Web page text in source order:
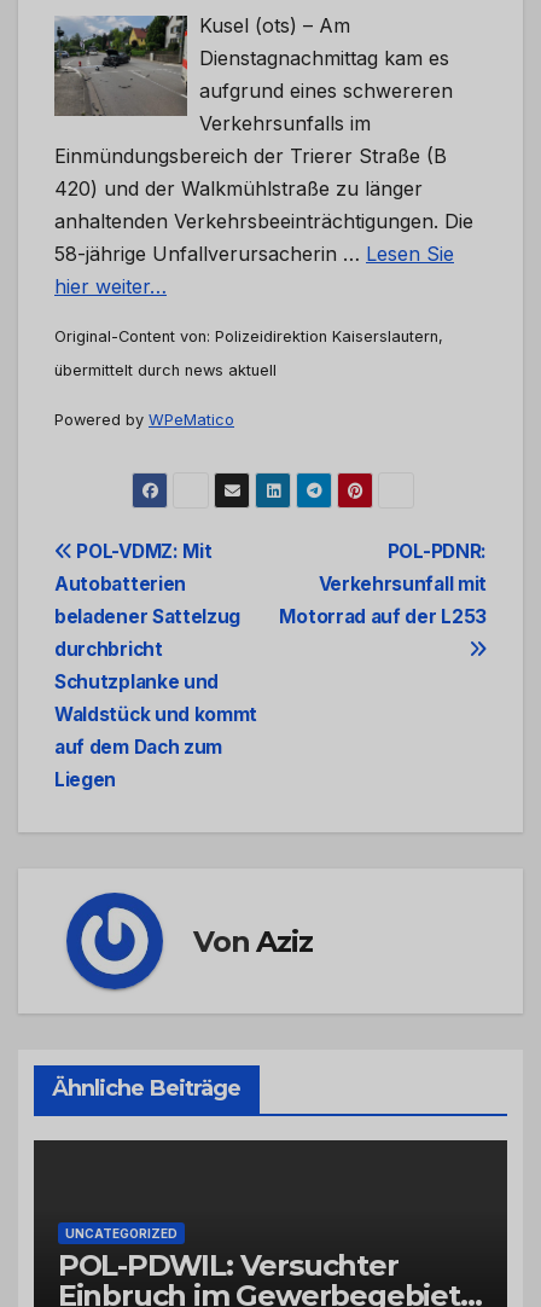
Kusel (ots) – Am
Dienstagnachmittag kam es
aufgrund eines schwereren
Verkehrsunfalls im
Einmündungsbereich der Trierer Straße (B
420) und der Walkmühlstraße zu länger
anhaltenden Verkehrsbeeinträchtigungen. Die
58-jährige Unfallverursacherin … Lesen Sie
hier weiter…
Original-Content von: Polizeidirektion Kaiserslautern,
übermittelt durch news aktuell
Powered by WPeMatico
Beitrags-
Navigation
POL-PDNR:
Verkehrsunfall mit
Motorrad auf der L253
POL-VDMZ: Mit
Autobatterien
beladener Sattelzug
durchbricht
Schutzplanke und
Waldstück und kommt
auf dem Dach zum
Liegen
VonAziz
Ähnliche Beiträge
UNCATEGORIZED
POL-PDWIL: Versuchter
Einbruch im Gewerbegebiet